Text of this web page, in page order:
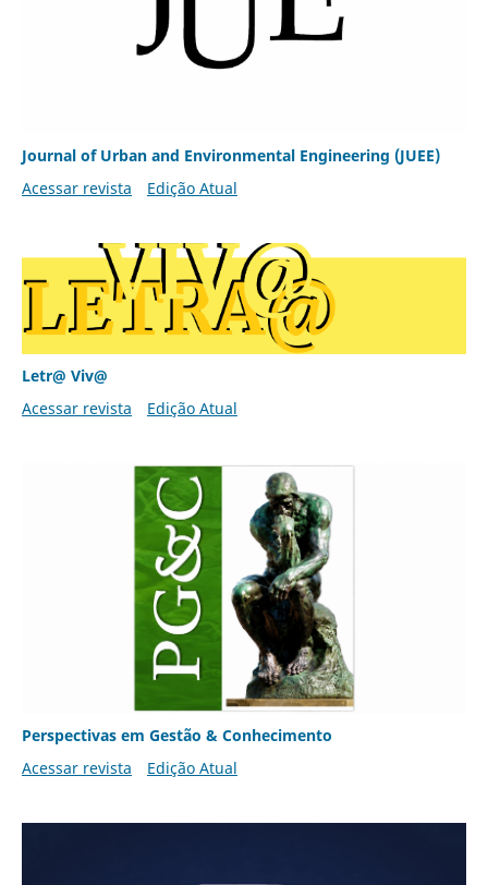
Journal of Urban and Environmental Engineering (JUEE)
Acessar revista
Edição Atual
Letr@ Viv@
Acessar revista
Edição Atual
Perspectivas em Gestão & Conhecimento
Acessar revista
Edição Atual